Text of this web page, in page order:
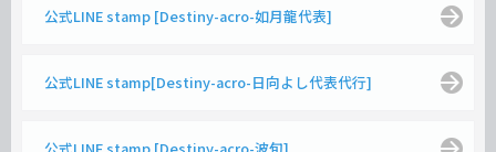
公式LINE stamp [Destiny-acro-如月龍代表]
公式LINE stamp[Destiny-acro-日向よし代表代行]
公式LINE stamp [Destiny-acro-波旬]